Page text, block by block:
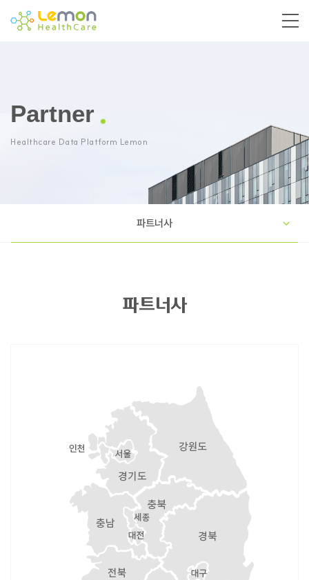
Partner
Healthcare Data Platform Lemon
파트너사
파트너사